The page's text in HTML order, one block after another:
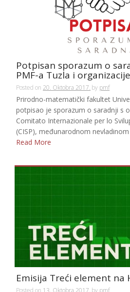
Potpisan sporazum o
PMF-a Tuzla i
Posted on 20. Oktobra 2017. by pmf
Prirodno-matematički fakultet
potpisao je sporazum o saradnji s
Comitato Internazionale per lo
(CISP), međunarodnom
Read More
Emisija Treći element na